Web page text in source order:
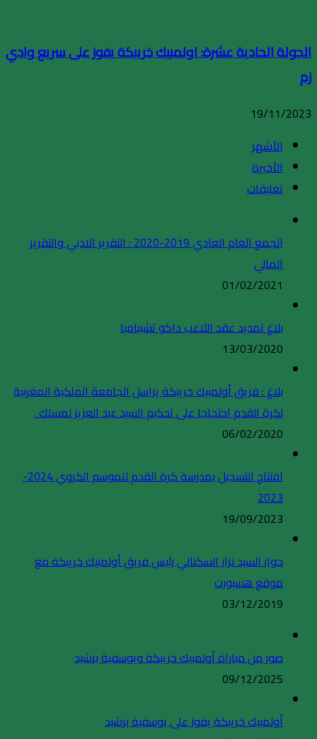
الجولة الحادية عشرة: اولمبيك خريبكة يفوز على سريع وادي
زم
19/11/2023
الأشهر
الأخيرة
تعليقات
الجمع العام العادي 2019-2020 : التقرير الادبي والتقرير
المالي
01/02/2021
بلاغ تمديد عقد اللاعب داكو تشيبامبا
13/03/2020
بلاغ : فريق أولمبيك خريبكة يراسل الجامعة الملكية المغربية
لكرة القدم احتجاجا على تحكيم السيد عبد العزيز لمسلك .
06/02/2020
افتتاح التسجيل بمدرسة كرة القدم للموسم الكروي 2024-
2023
19/09/2023
حوار السيد نزار السكتاني رئيس فريق أولمبيك خريبكة مع
موقع هسبورت
03/12/2019
صور من مباراة أولمبيك خريبكة ويوسفية برشيد
09/12/2025
أولمبيك خريبكة يفوز على يوسفية برشيد